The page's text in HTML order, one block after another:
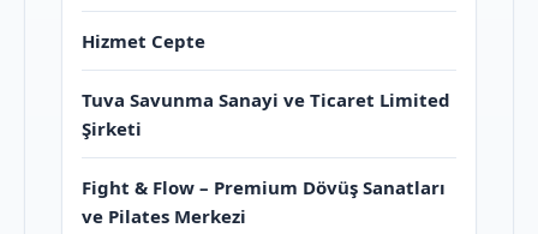
Hizmet Cepte
Tuva Savunma Sanayi ve Ticaret Limited
Şirketi
Fight & Flow – Premium Dövüş Sanatları
ve Pilates Merkezi